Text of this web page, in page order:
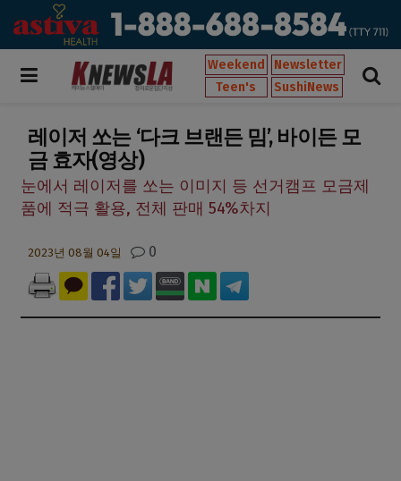
Weekend
Newsletter
Teen's
SushiNews
레이저 쏘는 ‘다크 브랜든 밈’, 바이든 모
금 효자(영상)
눈에서 레이저를 쏘는 이미지 등 선거캠프 모금제
품에 적극 활용, 전체 판매 54%차지
2023년 08월 04일 0